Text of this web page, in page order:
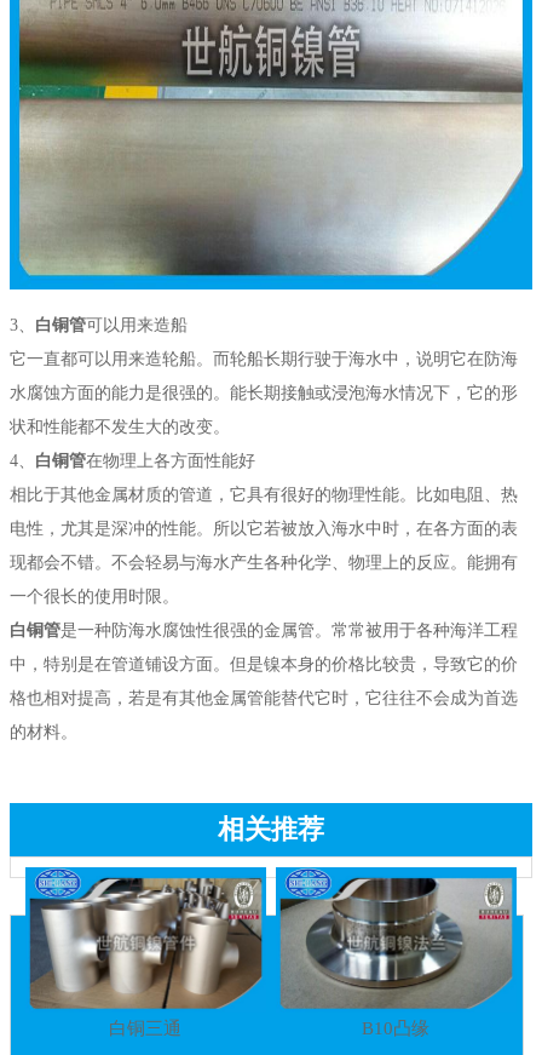
3、 白铜管可以用来造船
它一直都可以用来造轮船。而轮船长期行驶于海水中，说明它在防海
水腐蚀方面的能力是很强的。能长期接触或浸泡海水情况下，它的形
状和性能都不发生大的改变。
4、 白铜管在物理上各方面性能好
相比于其他金属材质的管道，它具有很好的物理性能。比如电阻、热
电性，尤其是深冲的性能。所以它若被放入海水中时，在各方面的表
现都会不错。不会轻易与海水产生各种化学、物理上的反应。能拥有
一个很长的使用时限。
白铜管是一种防海水腐蚀性很强的金属管。常常被用于各种海洋工程
中，特别是在管道铺设方面。但是镍本身的价格比较贵，导致它的价
格也相对提高，若是有其他金属管能替代它时，它往往不会成为首选
的材料。
相关推荐
白铜三通 B10凸缘